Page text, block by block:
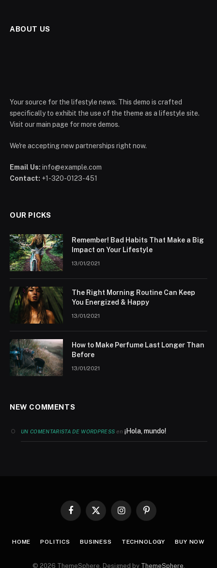
ABOUT US
Your source for the lifestyle news. This demo is crafted
specifically to exhibit the use of the theme as a lifestyle site.
Visit our main page for more demos.
We're accepting new partnerships right now.
Email Us: info@example.com
Contact: +1-320-0123-451
OUR PICKS
Remember! Bad Habits That Make a Big
Impact on Your Lifestyle
13/01/2021
The Right Morning Routine Can Keep
You Energized & Happy
13/01/2021
How to Make Perfume Last Longer Than
Before
13/01/2021
NEW COMMENTS
UN COMENTARISTA DE WORDPRESS en¡Hola, mundo!
Facebook
X
InstagramPinterest
HOME POLITICS BUSINESS TECHNOLOGY BUY NOW
© 2026 ThemeSphere. Designed by ThemeSphere.